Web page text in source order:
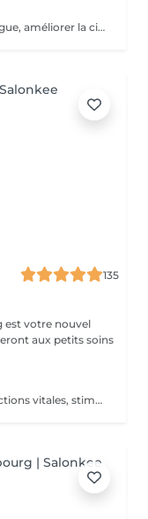
Massage des jambes pour soulager la fatigue, améliorer la circulation sanguine et réduire les tensions. Idéal en cas de jambes lourdes, fatigue ou station debout prolongée.
135
est votre nouvel
aux petits soins
Le massage des pieds ré-équilibre les fonctions vitales, stimule la circulation sanguine ainsi que le drainage lymphatique. Vos muscles se détendent, les systèmes nerveux sont stimulés.. succombez, profitez d'un moment de détente et de relaxation unique.